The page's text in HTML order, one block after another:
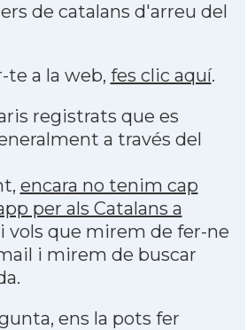
de catalans d'arreu del
te a la web, fes clic aquí.
registrats que es
a través del
encara no tenim cap
per als Catalans a
vols que mirem de fer-ne
i mirem de buscar
ens la pots fer